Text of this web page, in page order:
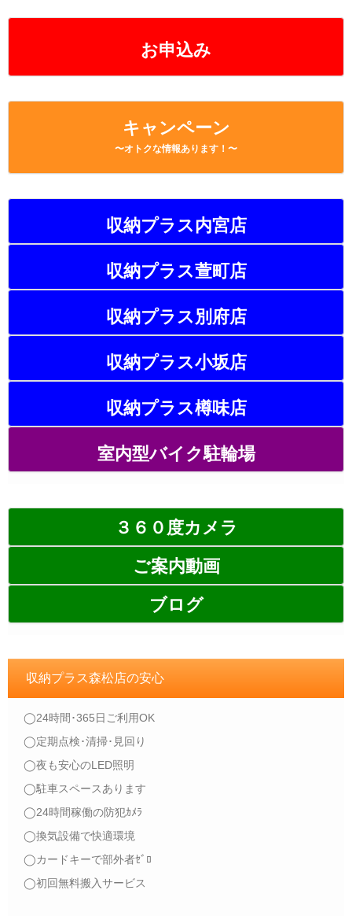
お申込み
キャンペーン
〜オトクな情報あります！〜
収納プラス内宮店
収納プラス萱町店
収納プラス別府店
収納プラス小坂店
収納プラス樽味店
室内型バイク駐輪場
３６０度カメラ
ご案内動画
ブログ
収納プラス森松店の安心
◯24時間･365日ご利用OK
◯定期点検･清掃･見回り
◯夜も安心のLED照明
◯駐車スペースあります
◯24時間稼働の防犯ｶﾒﾗ
◯換気設備で快適環境
◯カードキーで部外者ｾﾞﾛ
◯初回無料搬入サービス